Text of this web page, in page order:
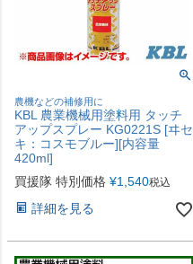
農機などの補修用に
KBL 農業機械用塗料用 タッチ
アップスプレー KG0221S [ヰセ
キ：コスモブルー][内容量
420ml]
買援隊 特別価格 ¥1,540税込
詳細を見る